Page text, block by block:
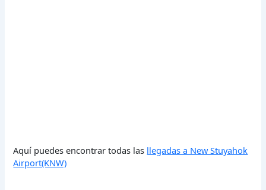
Aquí puedes encontrar todas las llegadas a New Stuyahok
Airport(KNW)